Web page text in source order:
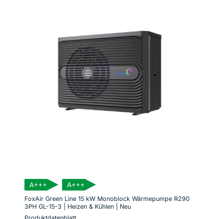
A+++ A+++
FoxAir Green Line 15 kW Monoblock Wärmepumpe R290
3PH GL-15-3 | Heizen & Kühlen | Neu